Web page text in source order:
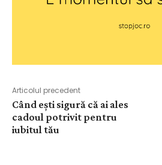
Articolul precedent
Când ești sigură că ai ales
cadoul potrivit pentru
iubitul tău